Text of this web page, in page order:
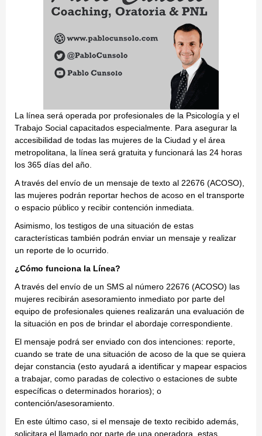
La línea será operada por profesionales de la Psicología y el
Trabajo Social capacitados especialmente. Para asegurar la
accesibilidad de todas las mujeres de la Ciudad y el área
metropolitana, la línea será gratuita y funcionará las 24 horas
los 365 días del año.
A través del envío de un mensaje de texto al 22676 (ACOSO),
las mujeres podrán reportar hechos de acoso en el transporte
o espacio público y recibir contención inmediata.
Asimismo, los testigos de una situación de estas
características también podrán enviar un mensaje y realizar
un reporte de lo ocurrido.
¿Cómo funciona la Línea?
A través del envío de un SMS al número 22676 (ACOSO) las
mujeres recibirán asesoramiento inmediato por parte del
equipo de profesionales quienes realizarán una evaluación de
la situación en pos de brindar el abordaje correspondiente.
El mensaje podrá ser enviado con dos intenciones: reporte,
cuando se trate de una situación de acoso de la que se quiera
dejar constancia (esto ayudará a identificar y mapear espacios
a trabajar, como paradas de colectivo o estaciones de subte
específicas o determinados horarios); o
contención/asesoramiento.
En este último caso, si el mensaje de texto recibido además,
solicitara el llamado por parte de una operadora, estas